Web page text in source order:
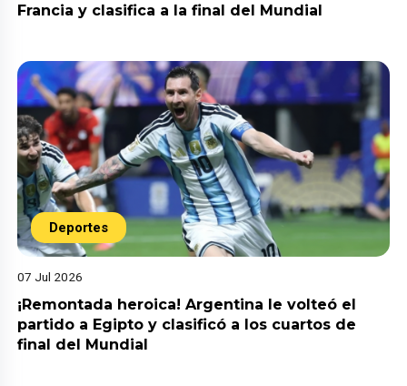
Francia y clasifica a la final del Mundial
Deportes
07 Jul 2026
¡Remontada heroica! Argentina le volteó el
partido a Egipto y clasificó a los cuartos de
final del Mundial